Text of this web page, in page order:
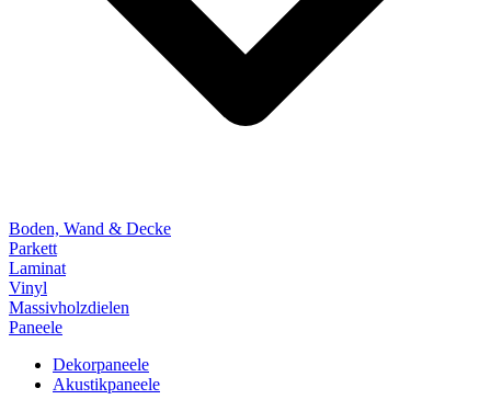
Boden, Wand & Decke
Parkett
Laminat
Vinyl
Massivholzdielen
Paneele
Dekorpaneele
Akustikpaneele